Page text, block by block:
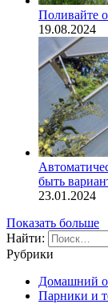
Поливайте
19.08.2024
быть
23.01.2024
Показать больше
Найти:
Рубрики
Домашний
Парники и